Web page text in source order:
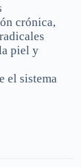
crónica,
piel y
el sistema